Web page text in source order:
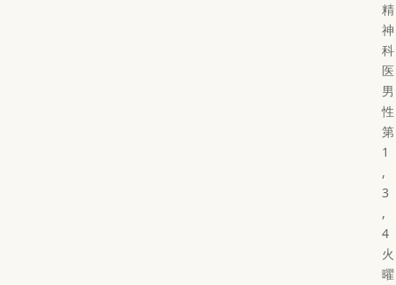
精
神
科
医
男
性
第
1
,
3
,
4
火
曜